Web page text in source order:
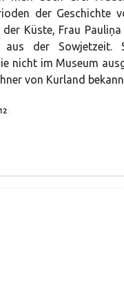
der Geschichte
Küste, Frau
aus der Sowjetzeit.
nicht im Museum
von Kurland